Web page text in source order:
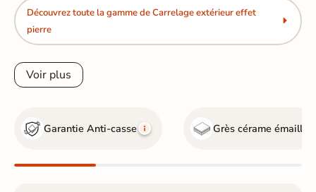
Découvrez toute la gamme de Carrelage extérieur effet
pierre
Voir plus
Garantie Anti-casse Grès cérame émaillé